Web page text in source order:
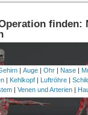
finden:
| Auge| Ohr| Nase|
| Kehlkopf| Luftröhre|
| Venen und Arterien |